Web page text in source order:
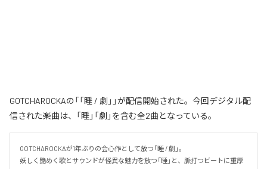
GOTCHAROCKAの「「睡 / 劇」」が配信開始された。今回デジタル配
信された楽曲は、「睡」「劇」を含む全2曲となっている。
GOTCHAROCKAが1年ぶりの会心作として放つ「睡 / 劇」。
妖しく艶めく歌とサウンドが怪異な魅力を放つ「睡」と、脈打つビートに重厚